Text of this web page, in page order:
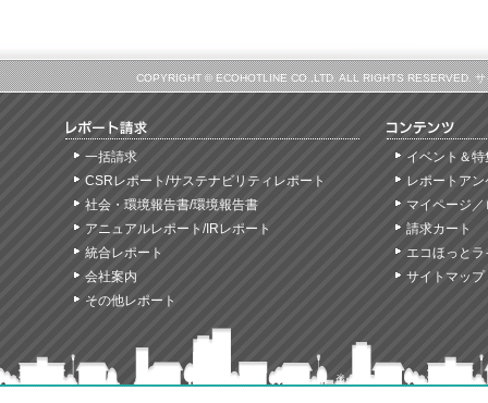
COPYRIGHT © ECOHOTLINE CO.,LTD. ALL RIGHTS RESERVED.
一括請求
CSRレポート/サステナビリティレポート
社会・環境報告書/環境報告書
アニュアルレポート/IRレポート
統合レポート
会社案内
その他レポート
イベント＆特
レポートア
マイページ
請求カート
エコほっと
サイトマップ